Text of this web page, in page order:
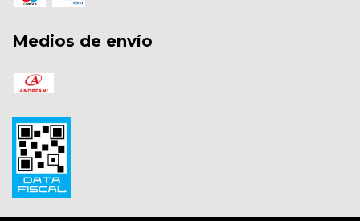
Medios de envío